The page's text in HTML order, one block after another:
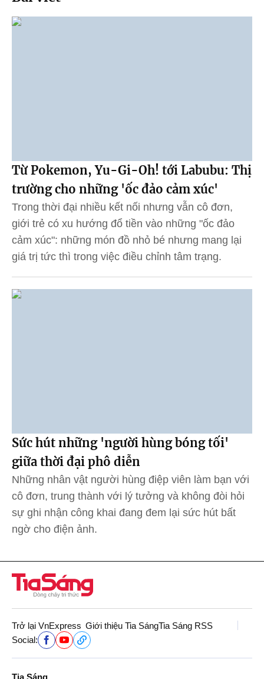
Từ Pokemon, Yu-Gi-Oh! tới Labubu: Thị
trường cho những 'ốc đảo cảm xúc'
Trong thời đại nhiều kết nối nhưng vẫn cô đơn,
giới trẻ có xu hướng đổ tiền vào những "ốc đảo
cảm xúc": những món đồ nhỏ bé nhưng mang lại
giá trị tức thì trong việc điều chỉnh tâm trạng.
Sức hút những 'người hùng bóng tối'
giữa thời đại phô diễn
Những nhân vật người hùng điệp viên làm bạn với
cô đơn, trung thành với lý tưởng và không đòi hỏi
sự ghi nhận công khai đang đem lại sức hút bất
ngờ cho điện ảnh.
Trở lại VnExpress Giới thiệu Tia SángTia Sáng RSS
Social:
Tia Sáng